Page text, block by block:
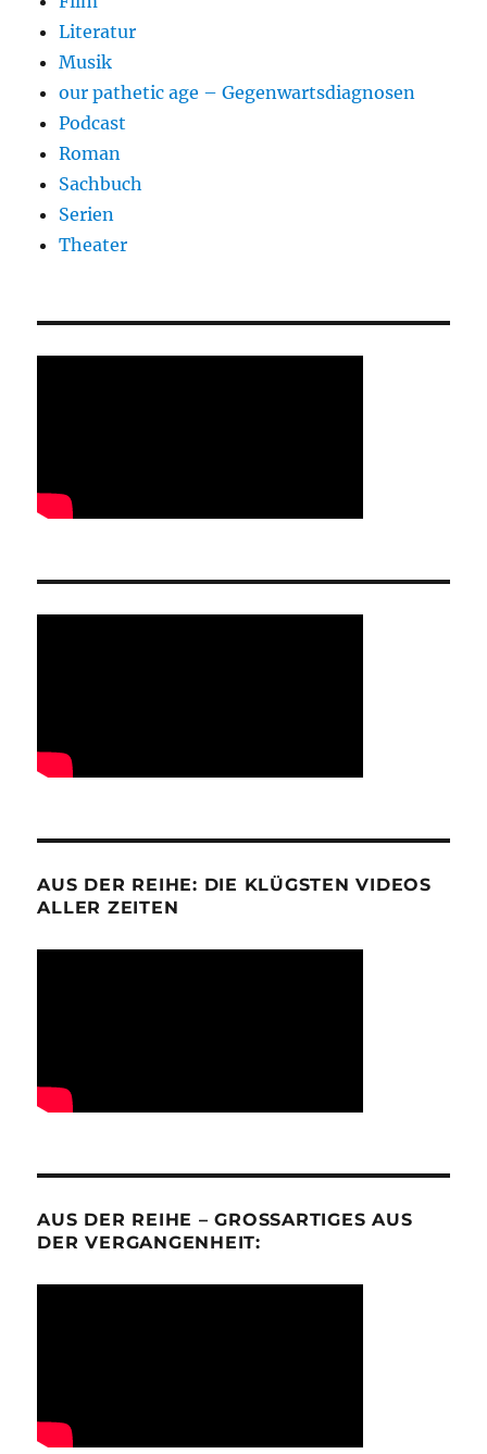
Literatur
Musik
our pathetic age – Gegenwartsdiagnosen
Podcast
Roman
Sachbuch
Serien
Theater
AUS DER REIHE: DIE KLÜGSTEN VIDEOS
ALLER ZEITEN
AUS DER REIHE – GROSSARTIGES AUS D
ER VERGANGENHEIT: